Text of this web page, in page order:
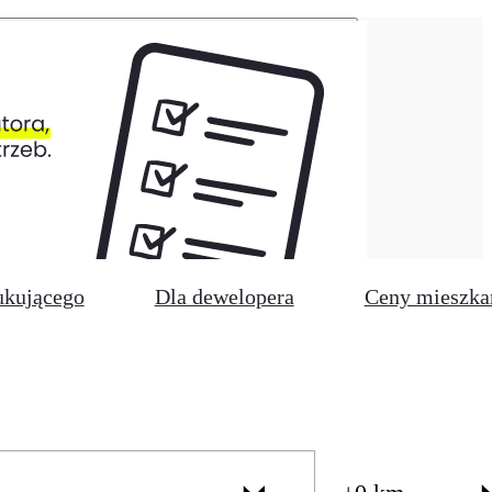
Dla dewelopera Ceny